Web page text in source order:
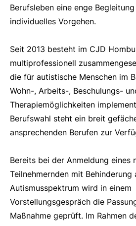
Berufsleben eine enge
individuelles Vorgehen.
Seit 2013 besteht im CJD
multiprofessionell
die für autistische Menschen im
Wohn-, Arbeits-, Beschulungs-
Therapiemöglichkeiten
Berufswahl steht ein breit
ansprechenden Berufen zur
Bereits bei der Anmeldung eines
Teilnehmernden mit Behinderung
Autismusspektrum wird in einem
Vorstellungsgespräch die
Maßnahme geprüft. Im Rahmen